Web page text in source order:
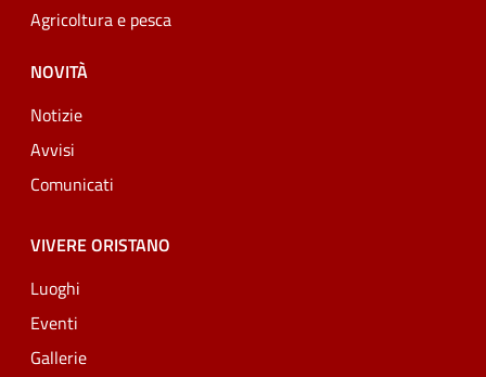
Agricoltura e pesca
NOVITÀ
Notizie
Avvisi
Comunicati
VIVERE ORISTANO
Luoghi
Eventi
Gallerie